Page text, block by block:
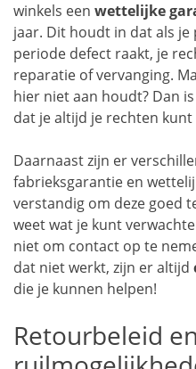
winkels een wettelijke
jaar. Dit houdt in dat als
periode defect raakt, je
reparatie of vervanging.
hier niet aan houdt? Dan
dat je altijd je rechten kunt
Daarnaast zijn er
fabrieksgarantie en
verstandig om deze goed
weet wat je kunt
niet om contact op te
dat niet werkt, zijn er altijd
die je kunnen helpen!
Retourbeleid en